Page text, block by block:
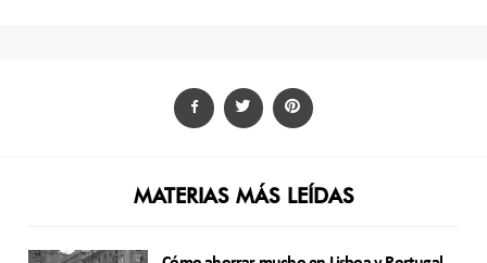
MATERIAS MÁS LEÍDAS